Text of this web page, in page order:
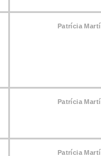
Patrícia
Patrícia
Patrícia